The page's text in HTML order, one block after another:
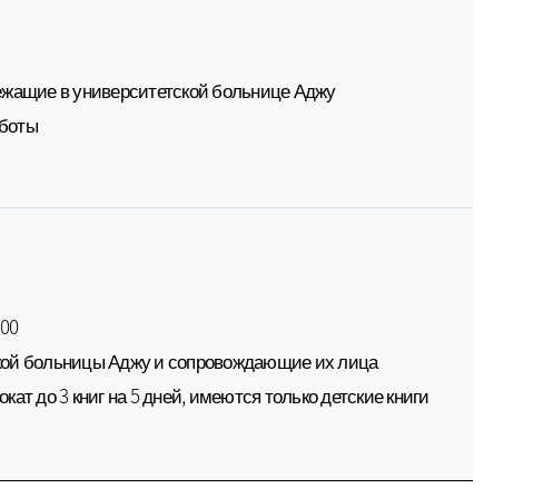
в университетской больнице Аджу
больницы Аджу и сопровождающие их лица
до 3 книг на 5 дней, имеются только детские книги